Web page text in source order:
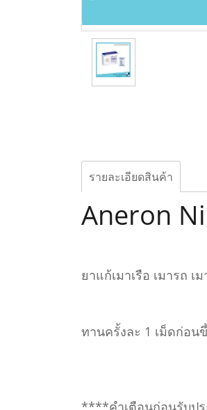
รายละเอียดสินค้า
Aneron
ยาแก้เมาเรือ เมารถ เ
ทานครั้งละ 1 เม็ดก่อน
****คำเตือนก่อนรับป